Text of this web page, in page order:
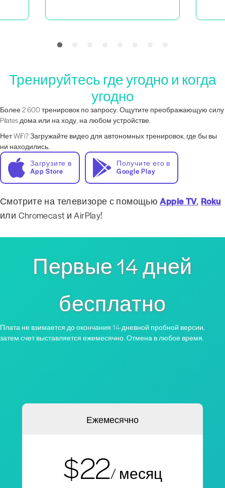
Тренируйтесь где угодно и когда
угодно
Более 2 600 тренировок по запросу. Ощутите преображающую силу
Pilates дома или на ходу, на любом устройстве.
Нет WiFi? Загружайте видео для автономных тренировок, где бы вы
ни находились.
Загрузите в
App Store
Получите его в
Google Play
Смотрите на телевизоре с помощьюApple TV, Roku
или Chromecast и AirPlay!
Первые 14 дней
бесплатно
Плата не взимается до окончания 14-дневной пробной версии,
затем счет выставляется ежемесячно. Отмена в любое время.
Ежемесячно
$22/ месяц